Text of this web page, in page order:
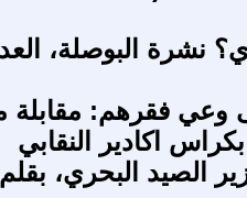
نشرة البوصلة،
وعي فقرهم: مقابلة
اكادير النقابي
الصيد البحري،